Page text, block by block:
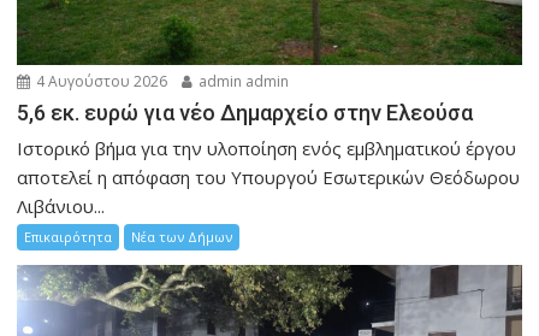
4 Αυγούστου 2026 admin admin
5,6 εκ. ευρώ για νέο Δημαρχείο στην Ελεούσα
Ιστορικό βήμα για την υλοποίηση ενός εμβληματικού έργου
αποτελεί η απόφαση του Υπουργού Εσωτερικών Θεόδωρου
Λιβάνιου...
Επικαιρότητα Νέα των Δήμων